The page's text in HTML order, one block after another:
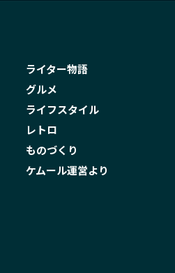
ライター物語
グルメ
ライフスタイル
レトロ
ものづくり
ケムール運営より